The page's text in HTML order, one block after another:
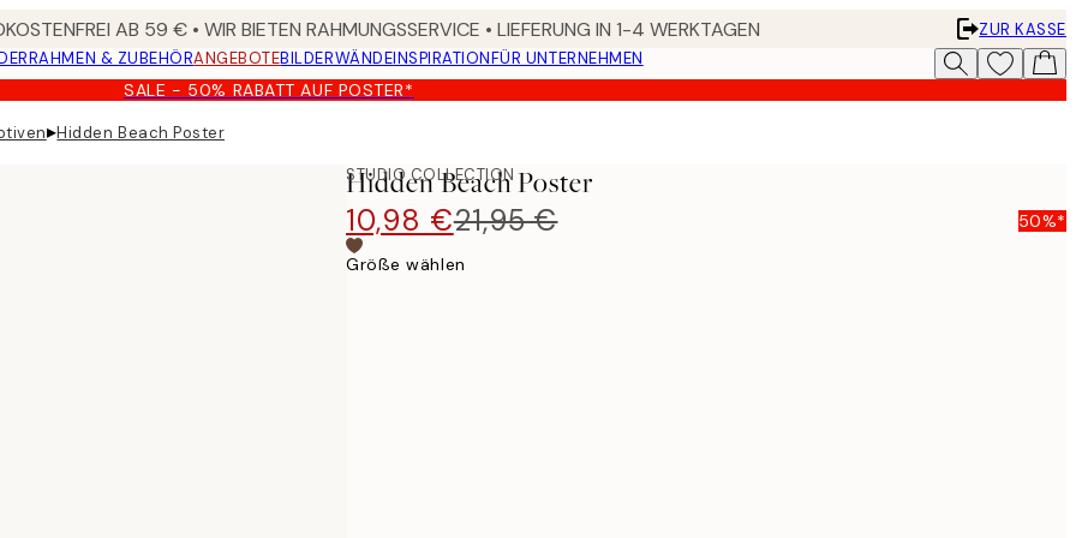
AB 59 € • WIR BIETEN RAHMUNGSSERVICE • LIEFERUNG IN 1-4 WERKTAGEN
ZUR KASSE
RAHMEN & ZUBEHÖRANGEBOTEBILDERWÄNDEINSPIRATIONFÜR UNTERNEHMEN
SALE - 50% RABATT AUF POSTER*
▸Hidden Beach Poster
STUDIO COLLECTION
Hidden Beach Poster
10,98 €21,95 € 50%*
Größe wählen